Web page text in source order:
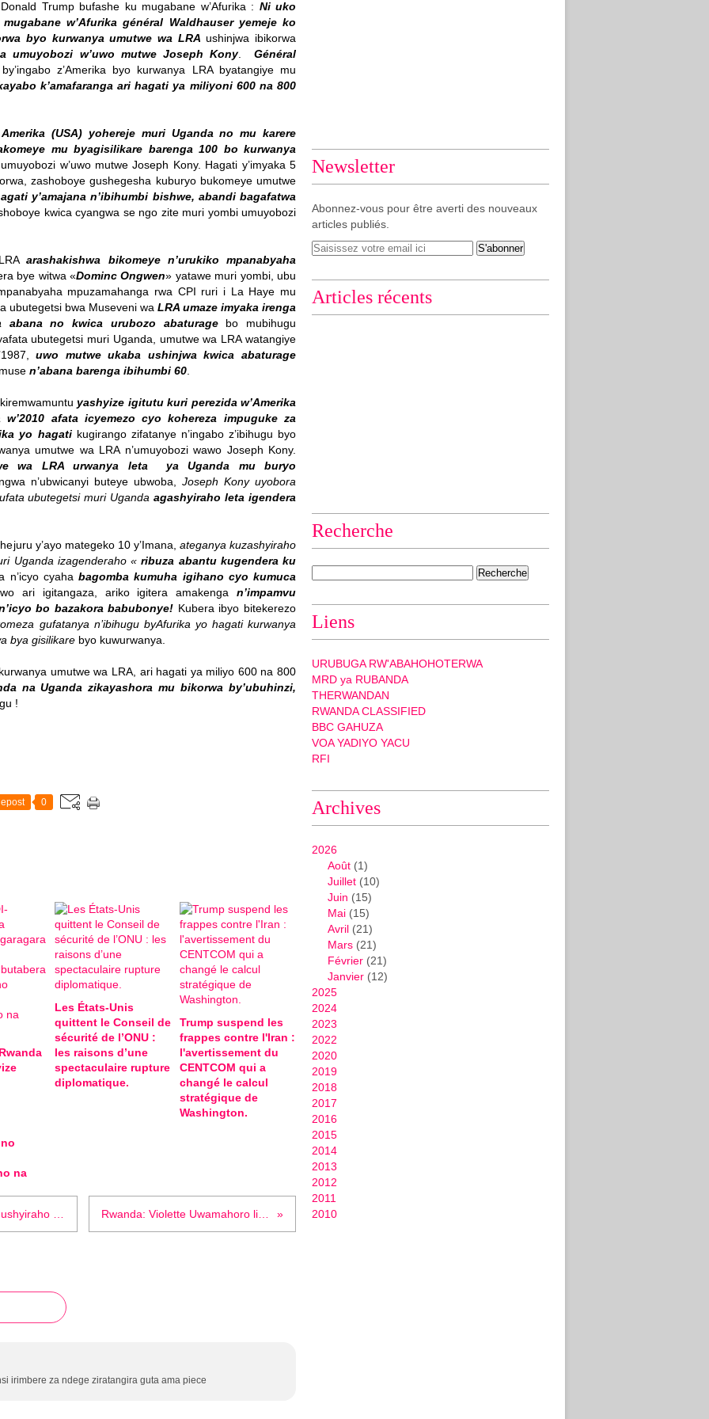
Trump bufashe ku mugabane w’Afurika : Ni uko
w’Afurika général Waldhauser yemeje ko
byo kurwanya umutwe wa LRAushinjwa ibikorwa
umuyobozi w’uwo mutwe Joseph Kony.Général
z’Amerika byo kurwanya LRA byatangiye mu
k’amafaranga ari hagati ya miliyoni 600 na 800
Amerika (USA) yohereje muri Uganda no mu karere
mu byagisilikare barenga 100 bo kurwanya
w’uwo mutwe Joseph Kony. Hagati y’imyaka 5
zashoboye gushegesha kuburyo bukomeye umutwe
y’amajana n’ibihumbi bishwe, abandi bagafatwa
kwica cyangwa se ngo zite muri yombi umuyobozi
arashakishwa bikomeye n’urukiko mpanabyaha
bye witwa «Dominc Ongwen» yatawe muri yombi, ubu
mpuzamahanga rwa CPI ruri i La Haye mu
ubutegetsi bwa Museveni wa LRA umaze imyaka irenga
abana no kwica urubozo abaturagebo mubihugu
ubutegetsi muri Uganda, umutwe wa LRA watangiye
uwo mutwe ukaba ushinjwa kwica abaturage
n’abana barenga ibihumbi 60
yashyize igitutu kuri perezida w’Amerika
afata icyemezo cyo kohereza impuguke za
yo hagatikugirango zifatanye n’ingabo z’ibihugu byo
umutwe wa LRA n’umuyobozi wawo Joseph Kony.
wa LRA urwanya leta ya Uganda mu buryo
n’ubwicanyi buteye ubwoba, Joseph Kony uyobora
ubutegetsi muri Ugandaagashyiraho leta igendera
y’ayo mategeko 10 y’Imana, ateganya kuzashyiraho
Uganda izagenderaho « ribuza abantu kugendera ku
n’icyo cyaha bagomba kumuha igihano cyo kumuca
ari igitangaza, ariko igitera amakenga n’impamvu
bo bazakora babubonye! Kubera ibyo bitekerezo
gufatanya n’ibihugu byAfurika yo hagati kurwanya
bya gisilikare byo kuwurwanya.
umutwe wa LRA, ari hagati ya miliyo 600 na 800
na Uganda zikayashora mu bikorwa by’ubuhinzi,
!
0
na
Les États-Unis
quittent le Conseil de
sécurité de l’ONU :
les raisons d’une
spectaculaire rupture
diplomatique.
Trump suspend les
frappes contre l'Iran :
l'avertissement du
CENTCOM qui a
changé le calcul
stratégique de
Washington.
Rwanda: Violette Uwamahoro libérée provisoirement
irimbere za ndege ziratangira guta ama piece
Newsletter
Abonnez-vous pour être averti des nouveaux
articles publiés.
Articles récents
Recherche
Liens
URUBUGA RW'ABAHOHOTERWA
MRD ya RUBANDA
THERWANDAN
RWANDA CLASSIFIED
BBC GAHUZA
VOA YADIYO YACU
RFI
Archives
2026
Août (1)
Juillet (10)
Juin (15)
Mai (15)
Avril (21)
Mars (21)
Février (21)
Janvier (12)
2025
2024
2023
2022
2020
2019
2018
2017
2016
2015
2014
2013
2012
2011
2010